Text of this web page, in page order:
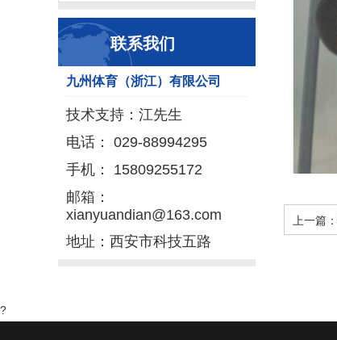
联系我们
九州体育（浙江）有限公司
技术支持：江先生
电话： 029-88994295
手机： 15809255172
邮箱：
xianyuandian@163.com
地址：西安市科技五路
上一篇：
?